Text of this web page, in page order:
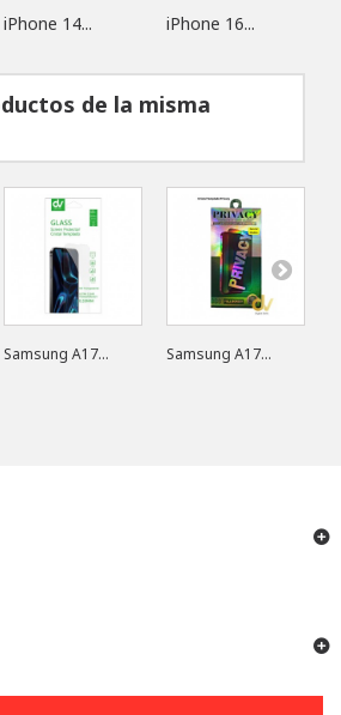
iPhone 14... iPhone 16...
de la misma
Samsung A17... Samsung A17...